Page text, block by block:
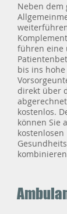
Neben dem
führen eine
bis ins
direkt über
kostenlos.
können Sie
kostenlosen